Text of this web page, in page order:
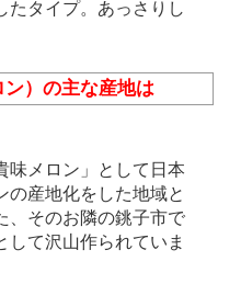
たタイプ。あっさりし
）の主な産地は
メロン」として日本
の産地化をした地域と
、そのお隣の銚子市で
して沢山作られていま